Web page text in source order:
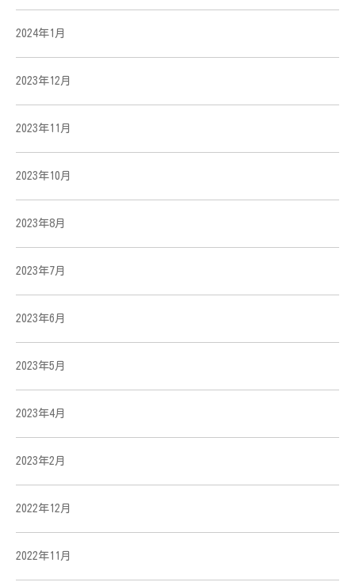
2024年1月
2023年12月
2023年11月
2023年10月
2023年8月
2023年7月
2023年6月
2023年5月
2023年4月
2023年2月
2022年12月
2022年11月